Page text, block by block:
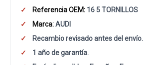
Referencia OEM: 16 5 TORNILLOS
Marca:AUDI
Recambio revisado antes del envío.
1 año de garantía.